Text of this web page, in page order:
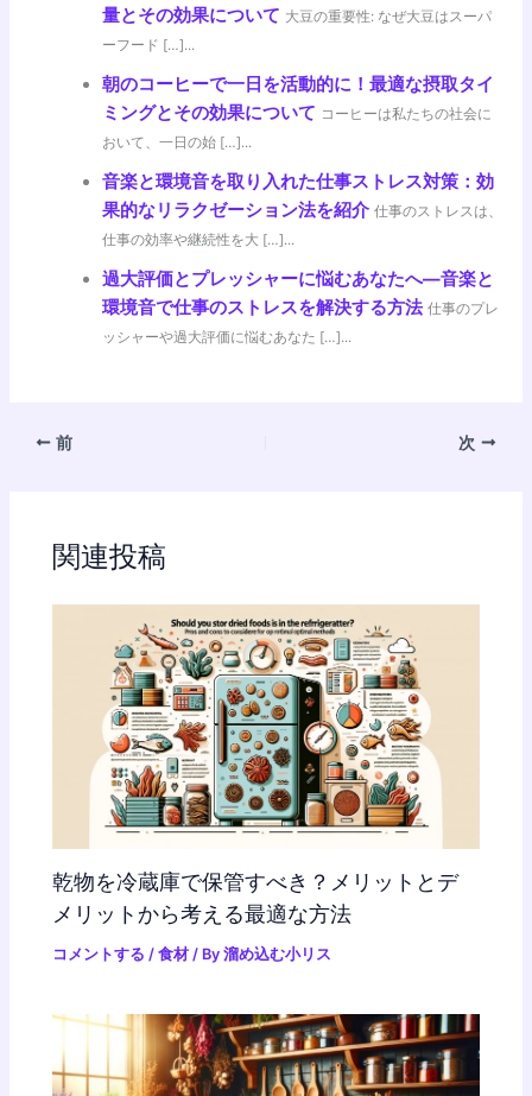
量とその効果について 大豆の重要性: なぜ大豆はスーパ
ーフード […]...
朝のコーヒーで一日を活動的に！最適な摂取タイ
ミングとその効果について コーヒーは私たちの社会に
おいて、一日の始 […]...
音楽と環境音を取り入れた仕事ストレス対策：効
果的なリラクゼーション法を紹介 仕事のストレスは、
仕事の効率や継続性を大 […]...
過大評価とプレッシャーに悩むあなたへ―音楽と
環境音で仕事のストレスを解決する方法 仕事のプレ
ッシャーや過大評価に悩むあなた […]...
前 次
関連投稿
乾物を冷蔵庫で保管すべき？メリットとデ
メリットから考える最適な方法
コメントする /食材 / By溜め込む小リス